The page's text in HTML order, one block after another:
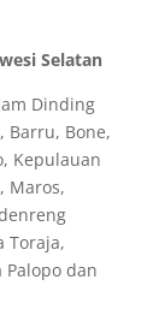
Selatan
Dinding
Barru, Bone,
Kepulauan
Maros,
Toraja,
Palopo dan